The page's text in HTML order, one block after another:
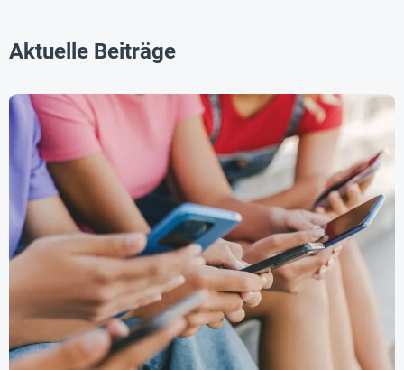
Aktuelle Beiträge